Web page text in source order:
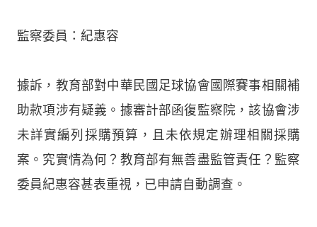
監察委員：紀惠容
據訴，教育部對中華民國足球協會國際賽事相關補
助款項涉有疑義。據審計部函復監察院，該協會涉
未詳實編列採購預算，且未依規定辦理相關採購
案。究實情為何？教育部有無善盡監管責任？監察
委員紀惠容甚表重視，已申請自動調查。